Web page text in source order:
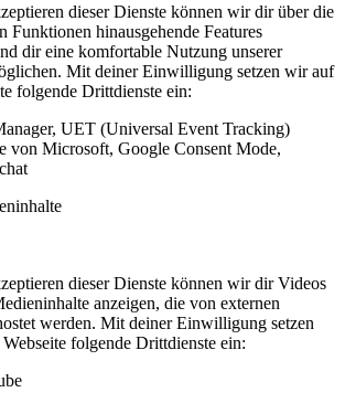
dieser Dienste können wir dir über die
Funktionen hinausgehende Features
dir eine komfortable Nutzung unserer
Mit deiner Einwilligung setzen wir auf
folgende Drittdienste ein:
UET (Universal Event Tracking)
von Microsoft, Google Consent Mode,
dieser Dienste können wir dir Videos
anzeigen, die von externen
werden. Mit deiner Einwilligung setzen
folgende Drittdienste ein: